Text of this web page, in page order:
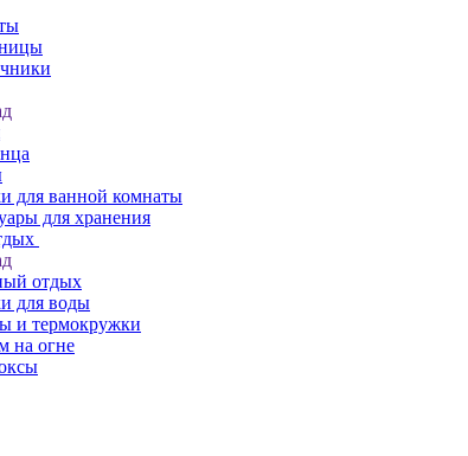
для ванной комнаты
для хранения
отдых
для воды
и термокружки
на огне